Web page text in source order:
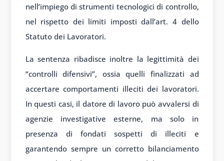
nell’impiego di strumenti tecnologici di controllo,
nel rispetto dei limiti imposti dall’art. 4 dello
Statuto dei Lavoratori.
La sentenza ribadisce inoltre la legittimità dei
“controlli difensivi”, ossia quelli finalizzati ad
accertare comportamenti illeciti dei lavoratori.
In questi casi, il datore di lavoro può avvalersi di
agenzie investigative esterne, ma solo in
presenza di fondati sospetti di illeciti e
garantendo sempre un corretto bilanciamento